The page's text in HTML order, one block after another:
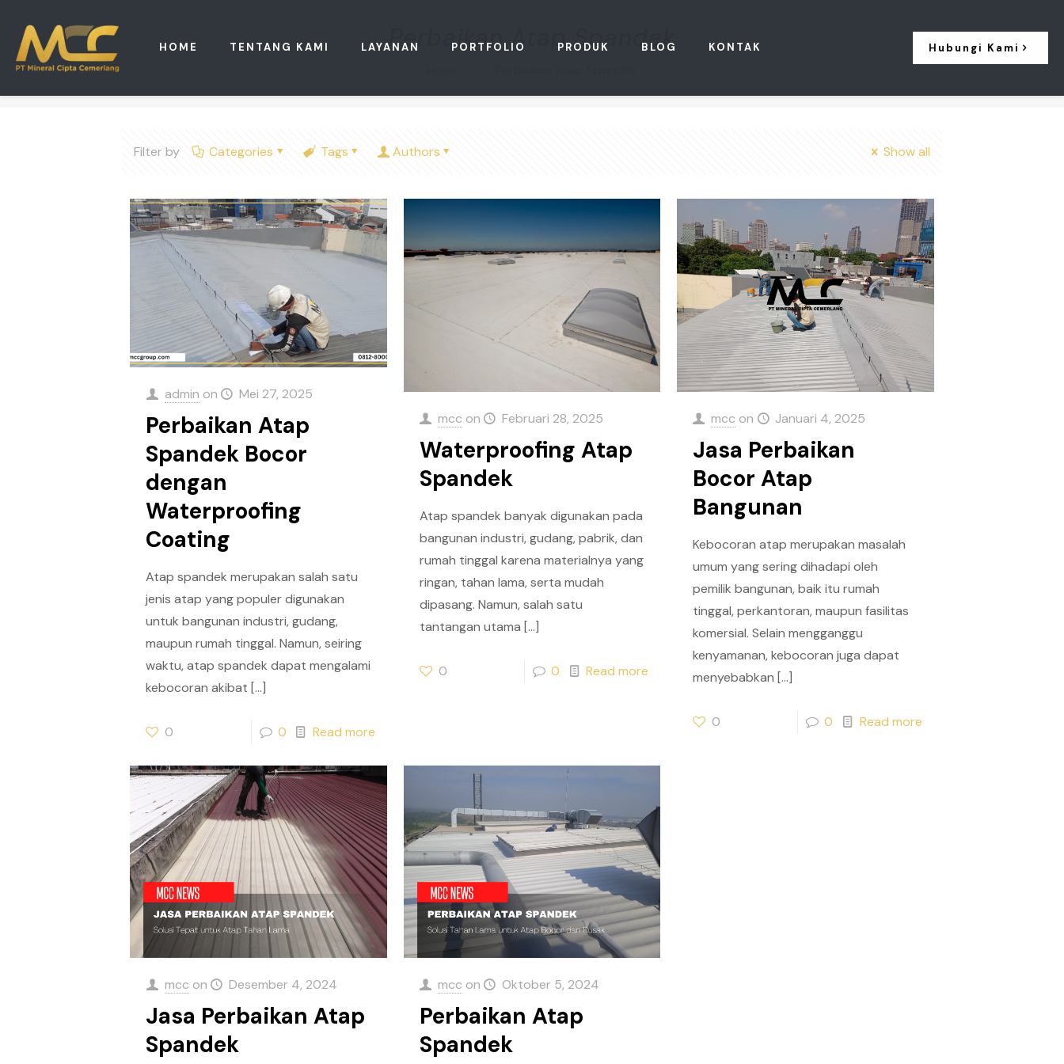
HOME TENTANG KAMI LAYANAN PORTFOLIO PRODUK BLOG KONTAK Hubungi Kami
Perbaikan Atap Spandek
Filter by Categories Tags Authors Show all
admin on Mei 27, 2025
Perbaikan Atap
Spandek Bocor
dengan
Waterproofing
Coating
Atap spandek merupakan salah satu
jenis atap yang populer digunakan
untuk bangunan industri, gudang,
maupun rumah tinggal. Namun, seiring
waktu, atap spandek dapat mengalami
kebocoran akibat […]
0 0 Read more
mcc on Februari 28, 2025
Waterproofing Atap
Spandek
Atap spandek banyak digunakan pada
bangunan industri, gudang, pabrik, dan
rumah tinggal karena materialnya yang
ringan, tahan lama, serta mudah
dipasang. Namun, salah satu
tantangan utama […]
0 0 Read more
mcc on Januari 4, 2025
Jasa Perbaikan
Bocor Atap
Bangunan
Kebocoran atap merupakan masalah
umum yang sering dihadapi oleh
pemilik bangunan, baik itu rumah
tinggal, perkantoran, maupun fasilitas
komersial. Selain mengganggu
kenyamanan, kebocoran juga dapat
menyebabkan […]
0 0 Read more
mcc on Desember 4, 2024
Jasa Perbaikan Atap
Spandek
mcc on Oktober 5, 2024
Perbaikan Atap
Spandek